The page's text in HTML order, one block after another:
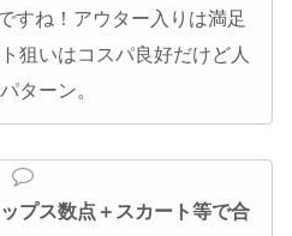
すね！アウター入りは満足
狙いはコスパ良好だけど人
ターン。
プス数点＋スカート等で合